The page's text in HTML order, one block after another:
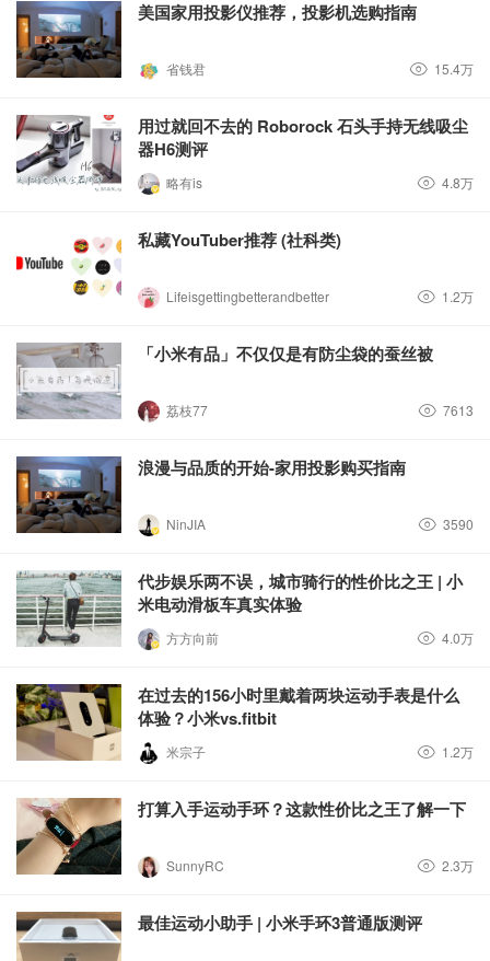
美国家用投影仪推荐，投影机选购指南
省钱君 15.4万
用过就回不去的 Roborock 石头手持无线吸尘
器H6测评
略有is 4.8万
私藏YouTuber推荐 (社科类)
Lifeisgettingbetterandbetter 1.2万
「小米有品」不仅仅是有防尘袋的蚕丝被
荔枝77 7613
浪漫与品质的开始-家用投影购买指南
NinJIA 3590
代步娱乐两不误，城市骑行的性价比之王 | 小
米电动滑板车真实体验
方方向前 4.0万
在过去的156小时里戴着两块运动手表是什么
体验？小米vs.fitbit
米宗子 1.2万
打算入手运动手环？这款性价比之王了解一下
SunnyRC 2.3万
最佳运动小助手 | 小米手环3普通版测评